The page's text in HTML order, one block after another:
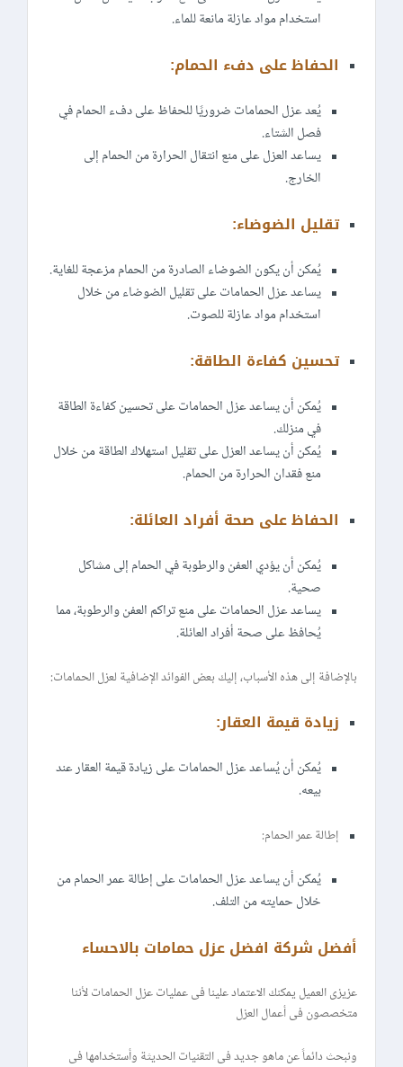
استخدام مواد عازلة مانعة للماء.
الحفاظ على دفء الحمام:
يُعد عزل الحمامات ضروريًا للحفاظ على دفء الحمام في
فصل الشتاء.
يساعد العزل على منع انتقال الحرارة من الحمام إلى
الخارج.
تقليل الضوضاء:
يُمكن أن يكون الضوضاء الصادرة من الحمام مزعجة للغاية.
يساعد عزل الحمامات على تقليل الضوضاء من خلال
استخدام مواد عازلة للصوت.
تحسين كفاءة الطاقة:
يُمكن أن يساعد عزل الحمامات على تحسين كفاءة الطاقة
في منزلك.
يُمكن أن يساعد العزل على تقليل استهلاك الطاقة من خلال
منع فقدان الحرارة من الحمام.
الحفاظ على صحة أفراد العائلة:
يُمكن أن يؤدي العفن والرطوبة في الحمام إلى مشاكل
صحية.
يساعد عزل الحمامات على منع تراكم العفن والرطوبة، مما
يُحافظ على صحة أفراد العائلة.
بالإضافة إلى هذه الأسباب، إليك بعض الفوائد الإضافية لعزل الحمامات:
زيادة قيمة العقار:
يُمكن أن يُساعد عزل الحمامات على زيادة قيمة العقار عند
بيعه.
إطالة عمر الحمام:
يُمكن أن يساعد عزل الحمامات على إطالة عمر الحمام من
خلال حمايته من التلف.
أفضل شركة افضل عزل حمامات بالاحساء
عزيزى العميل يمكنك الاعتماد علينا فى عمليات عزل الحمامات لأننا
متخصصون فى أعمال العزل
ونبحث دائماً عن ماهو جديد فى التقنيات الحديثة وأستخدامها فى